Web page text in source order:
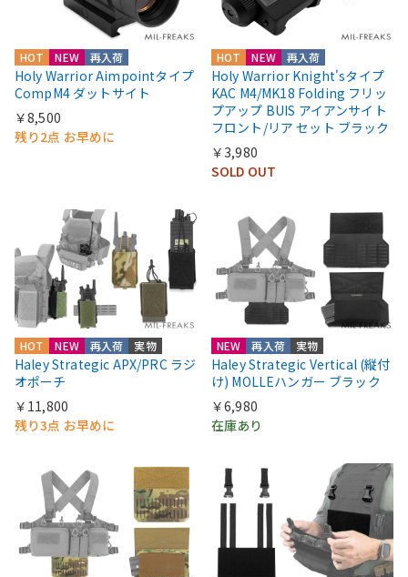
HOT NEW 再入荷
Holy Warrior Aimpointタイプ
CompM4 ダットサイト
￥8,500
残り2点 お早めに
HOT NEW 再入荷
Holy Warrior Knight'sタイプ
KAC M4/MK18 Folding フリッ
プアップ BUIS アイアンサイト
フロント/リア セット ブラック
￥3,980
SOLD OUT
HOT NEW 再入荷 実物
Haley Strategic APX/PRC ラジ
オポーチ
￥11,800
残り3点 お早めに
NEW 再入荷 実物
Haley Strategic Vertical (縦付
け) MOLLEハンガー ブラック
￥6,980
在庫あり